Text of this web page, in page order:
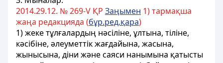
2014.29.12. № 269-V ҚР Заңымен 1) тармақша
жаңа редакцияда (бұр.ред.қара)
1) жеке тұлғалардың нәсiлiне, ұлтына, тiлiне,
кәсiбiне, әлеуметтiк жағдайына, жасына,
жынысына, дiни және саяси нанымына қатысты